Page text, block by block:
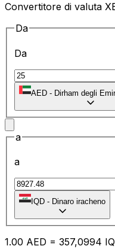
Convertitore di valuta
Da
Da
AED - Dirham degli
a
a
IQD - Dinaro iracheno
1.00 AED = 357,0994